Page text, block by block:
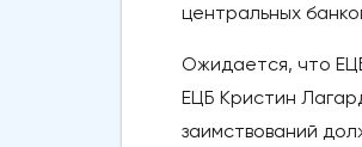
центральных
Ожидается, что
ЕЦБ Кристин
заимствований